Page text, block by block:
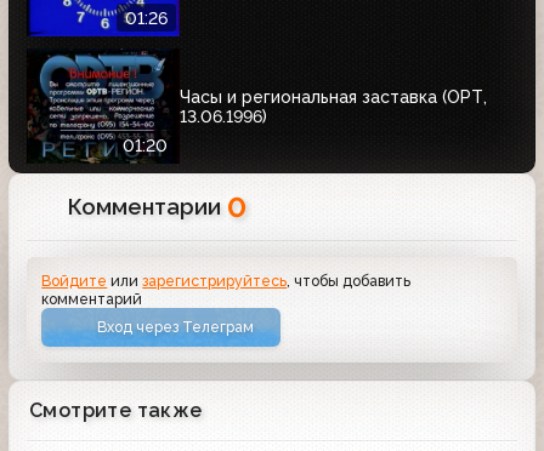
01:26
01:20
Часы и региональная заставка (ОРТ,
13.06.1996)
Комментарии 0
Войдите илизарегистрируйтесь, чтобы добавить
комментарий
Вход через Телеграм
Смотрите также